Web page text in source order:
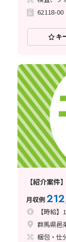
62118-00
キ
【紹介案
月収例
【時給
群馬県邑
梱包・仕